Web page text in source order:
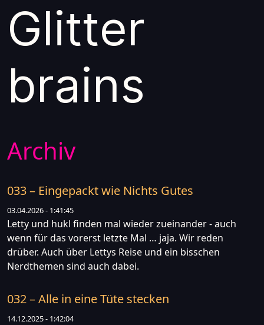
Glitter
brains
Archiv
033 – Eingepackt wie Nichts Gutes
03.04.2026 - 1:41:45
Letty und hukl finden mal wieder zueinander - auch
wenn für das vorerst letzte Mal … jaja. Wir reden
drüber. Auch über Lettys Reise und ein bisschen
Nerdthemen sind auch dabei.
032 – Alle in eine Tüte stecken
14.12.2025 - 1:42:04